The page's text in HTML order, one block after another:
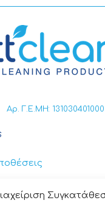
Αρ. Γ.Ε.ΜΗ: 131030401000